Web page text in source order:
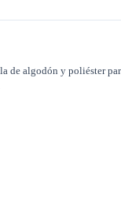
algodón y poliéster